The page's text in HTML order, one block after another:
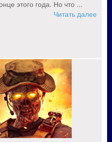
этого года. Но что ...
Читать далее